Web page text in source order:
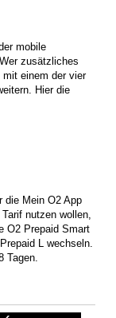
mobile
zusätzliches
mit einem der vier
Hier die
die Mein O2 App
nutzen wollen,
O2 Prepaid Smart
L wechseln.
Tagen.